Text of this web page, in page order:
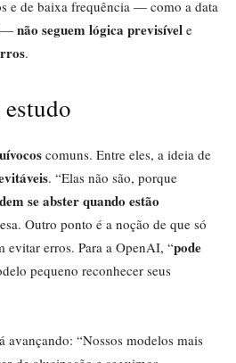
e de baixa frequência — como a data
— não seguem lógica previsível e
.
comuns. Entre eles, a ideia de
. “Elas não são, porque
se abster quando estão
Outro ponto é a noção de que só
evitar erros. Para a OpenAI, “pode
pequeno reconhecer seus
avançando: “Nossos modelos mais